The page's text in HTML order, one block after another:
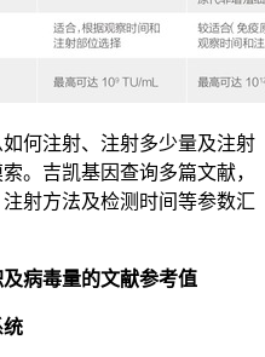
何注射、注射多少量及注射
。吉凯基因查询多篇文献，
射方法及检测时间等参数汇
病毒量的文献参考值